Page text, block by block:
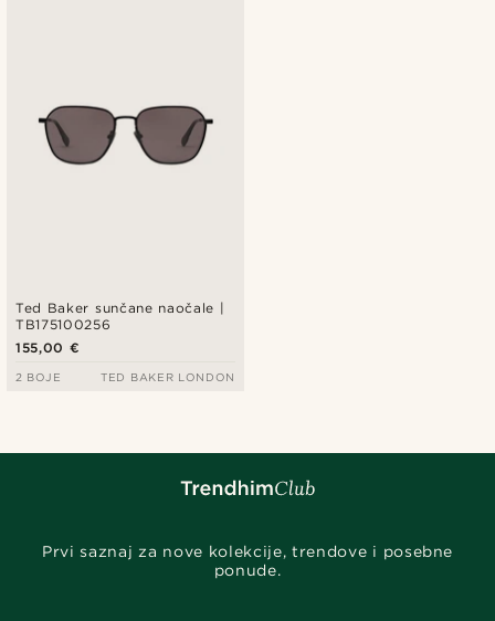
Ted Baker sunčane naočale |
TB175100256
155,00 €
2 BOJE TED BAKER LONDON
Prvi saznaj za nove kolekcije, trendove i posebne
ponude.